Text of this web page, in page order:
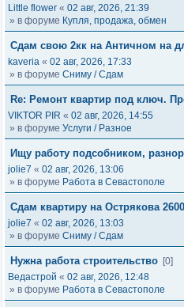
Little flower « 02 авг, 2026, 21:39
» в форуме Купля, продажа, обмен
Сдам свою 2кк на Античном на
kaveria « 02 авг, 2026, 17:33
» в форуме Сниму / Сдам
Re: Ремонт квартир под ключ.
VIKTOR PIR « 02 авг, 2026, 14:55
» в форуме Услуги / Разное
Ищу работу подсобником,
jolie7 « 02 авг, 2026, 13:06
» в форуме Работа в Севастополе
Сдам квартиру на Острякова
jolie7 « 02 авг, 2026, 13:03
» в форуме Сниму / Сдам
Нужна работа строительство [0]
Ведастрой « 02 авг, 2026, 12:48
» в форуме Работа в Севастополе